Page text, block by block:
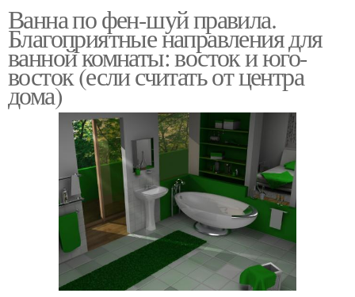
Ванна по фен-шуй правила.
Благоприятные направления для
ванной комнаты: восток и юго-
восток (если считать от центра
дома)